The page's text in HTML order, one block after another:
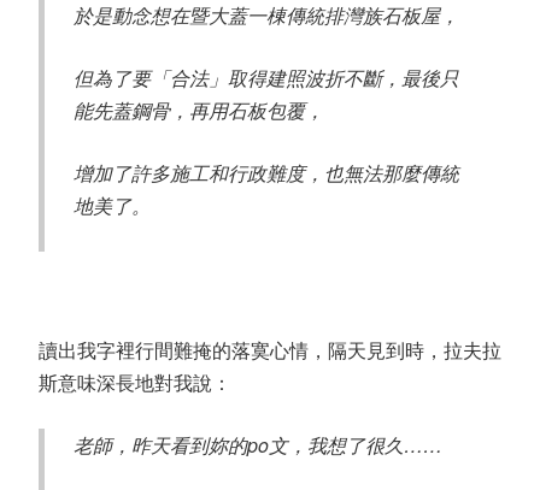
於是動念想在暨大蓋一棟傳統排灣族石板屋，
但為了要「合法」取得建照波折不斷，最後只
能先蓋鋼骨，再用石板包覆，
增加了許多施工和行政難度，也無法那麼傳統
地美了。
讀出我字裡行間難掩的落寞心情，隔天見到時，拉夫拉
斯意味深長地對我說：
老師，昨天看到妳的po文，我想了很久……